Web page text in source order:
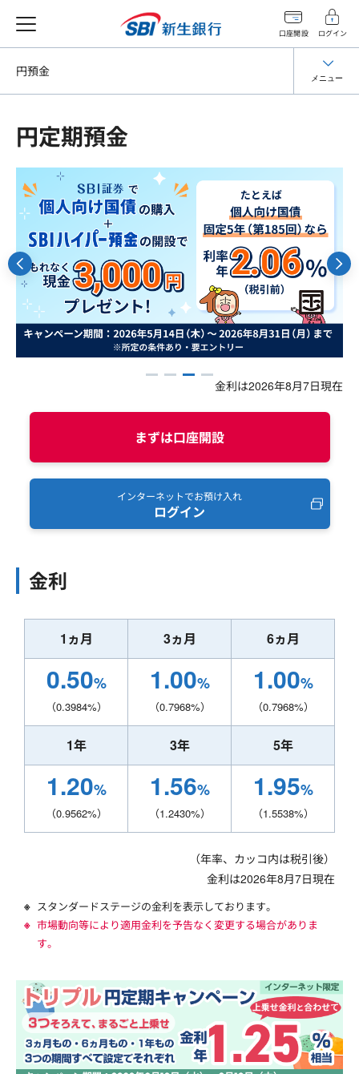
口座開設 ログイン
円定期預金
金利は2026年8月7日現在
まずは口座開設
インターネットでお預け入れ
ログイン
金利
1ヵ月 3ヵ月 6ヵ月
0.50%
（0.3984%）
1.00%
（0.7968%）
1.00%
（0.7968%）
1年 3年 5年
1.20%
（0.9562%）
1.56%
（1.2430%）
1.95%
（1.5538%）
（年率、カッコ内は税引後）
金利は2026年8月7日現在
スタンダードステージの金利を表示しております。
市場動向等により適用金利を予告なく変更する場合がありま
す。
円預金 メニュー